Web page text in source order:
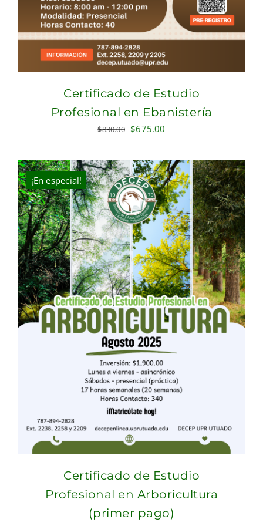
Certificado de Estudio
Profesional en Ebanistería
$830.00 Original
was:
$830.00.
$675.00
is:
$675.00.
¡En especial!
Certificado de Estudio
Profesional en Arboricultura
(primer pago)